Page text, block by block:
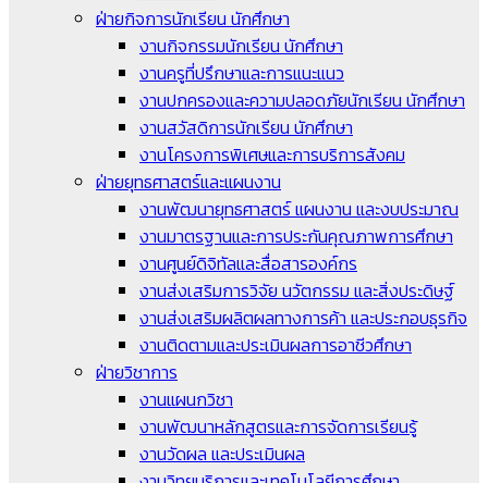
ฝ่ายกิจการนักเรียน นักศึกษา
งานกิจกรรมนักเรียน นักศึกษา
งานครูที่ปรึกษาและการแนะแนว
งานปกครองและความปลอดภัยนักเรียน นักศึกษา
งานสวัสดิการนักเรียน นักศึกษา
งานโครงการพิเศษและการบริการสังคม
ฝ่ายยุทธศาสตร์และแผนงาน
งานพัฒนายุทธศาสตร์ แผนงาน และงบประมาณ
งานมาตรฐานและการประกันคุณภาพการศึกษา
งานศูนย์ดิจิทัลและสื่อสารองค์กร
งานส่งเสริมการวิจัย นวัตกรรม และสิ่งประดิษฐ์
งานส่งเสริมผลิตผลทางการค้า และประกอบธุรกิจ
งานติดตามและประเมินผลการอาชีวศึกษา
ฝ่ายวิชาการ
งานแผนกวิชา
งานพัฒนาหลักสูตรและการจัดการเรียนรู้
งานวัดผล และประเมินผล